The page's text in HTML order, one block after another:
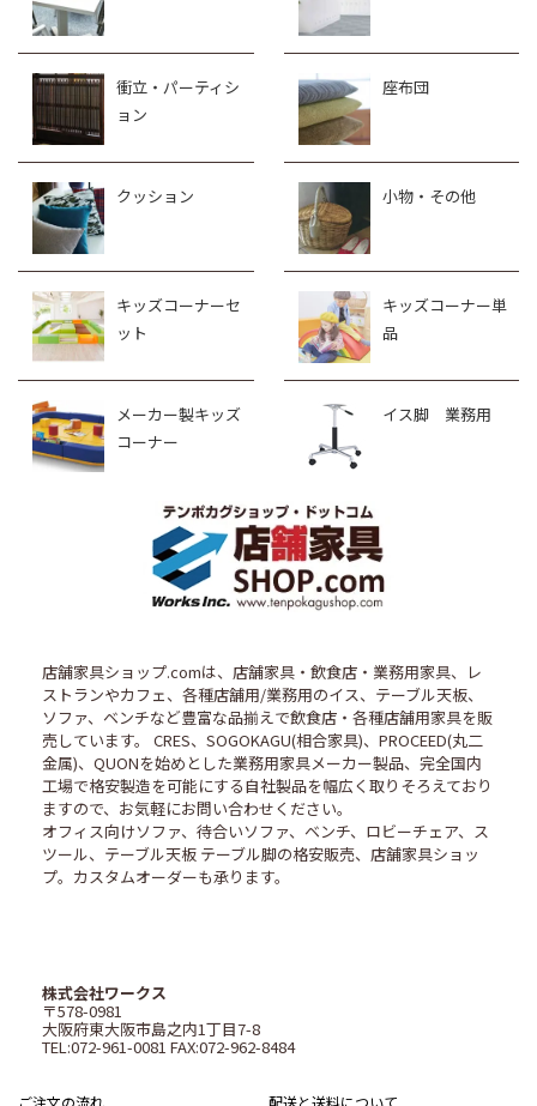
衝立・パーティシ
ョン
座布団
クッション 小物・その他
キッズコーナーセ
ット
キッズコーナー単
品
メーカー製キッズ
コーナー
イス脚 業務用
店舗家具ショップ.comは、店舗家具・飲食店・業務用家具、レ
ストランやカフェ、各種店舗用/業務用のイス、テーブル天板、
ソファ、ベンチなど豊富な品揃えで飲食店・各種店舗用家具を販
売しています。 CRES、SOGOKAGU(相合家具)、PROCEED(丸二
金属)、QUONを始めとした業務用家具メーカー製品、完全国内
工場で格安製造を可能にする自社製品を幅広く取りそろえており
ますので、お気軽にお問い合わせください。
オフィス向けソファ、待合いソファ、ベンチ、ロビーチェア、ス
ツール、テーブル天板 テーブル脚の格安販売、店舗家具ショッ
プ。カスタムオーダーも承ります。
株式会社ワークス
〒578-0981
大阪府東大阪市島之内1丁目7-8
TEL:072-961-0081 FAX:072-962-8484
ご注文の流れ 配送と送料について